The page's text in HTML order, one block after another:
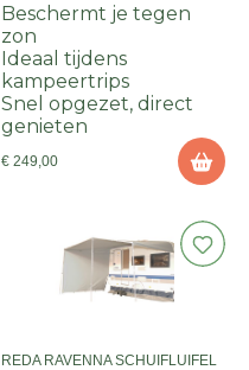
EXCLUSIEF FRAME
Beschermt je tegen
zon
Ideaal tijdens
kampeertrips
Snel opgezet, direct
genieten
€ 249,00
REDA RAVENNA SCHUIFLUIFEL